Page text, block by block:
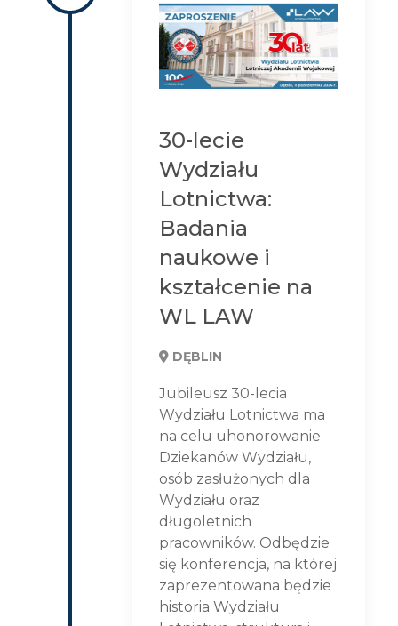
30-lecie
Wydziału
Lotnictwa:
Badania
naukowe i
kształcenie na
WL LAW
DĘBLIN
Jubileusz 30-lecia
Wydziału Lotnictwa ma
na celu uhonorowanie
Dziekanów Wydziału,
osób zasłużonych dla
Wydziału oraz
długoletnich
pracowników. Odbędzie
się konferencja, na której
zaprezentowana będzie
historia Wydziału